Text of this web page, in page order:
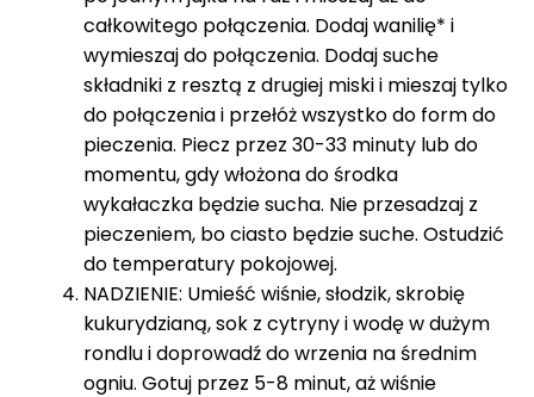
całkowitego połączenia. Dodaj wanilię* i
wymieszaj do połączenia. Dodaj suche
składniki z resztą z drugiej miski i mieszaj tylko
do połączenia i przełóż wszystko do form do
pieczenia. Piecz przez 30-33 minuty lub do
momentu, gdy włożona do środka
wykałaczka będzie sucha. Nie przesadzaj z
pieczeniem, bo ciasto będzie suche. Ostudzić
do temperatury pokojowej.
NADZIENIE: Umieść wiśnie, słodzik, skrobię
kukurydzianą, sok z cytryny i wodę w dużym
rondlu i doprowadź do wrzenia na średnim
ogniu. Gotuj przez 5-8 minut, aż wiśnie